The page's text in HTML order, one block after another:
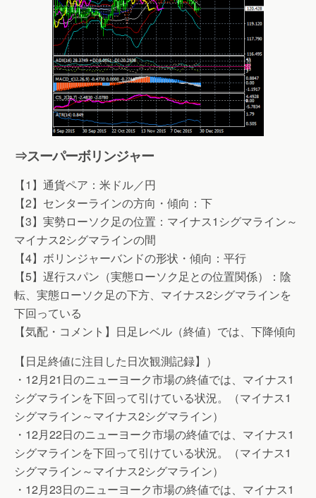
⇒スーパーボリンジャー
【1】通貨ペア：米ドル／円
【2】センターラインの方向・傾向：下
【3】実勢ローソク足の位置：マイナス1シグマライン～
マイナス2シグマラインの間
【4】ボリンジャーバンドの形状・傾向：平行
【5】遅行スパン（実態ローソク足との位置関係）：陰
転、実態ローソク足の下方、マイナス2シグマラインを
下回っている
【気配・コメント】日足レベル（終値）では、下降傾向
【日足終値に注目した日次観測記録】）
・12月21日のニューヨーク市場の終値では、マイナス1
シグマラインを下回って引けている状況。（マイナス1
シグマライン～マイナス2シグマライン）
・12月22日のニューヨーク市場の終値では、マイナス1
シグマラインを下回って引けている状況。（マイナス1
シグマライン～マイナス2シグマライン）
・12月23日のニューヨーク市場の終値では、マイナス1